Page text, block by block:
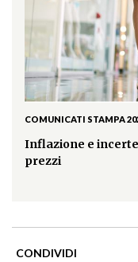
COMUNICATI STAMPA
Inflazione e
prezzi
CONDIVIDI